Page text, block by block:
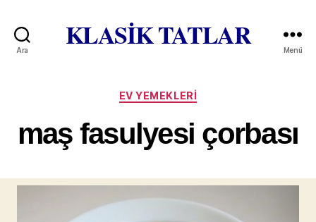
Ara KLASİK TATLAR Menü
Kategoriler
EV YEMEKLERI
maş fasulyesi çorbası